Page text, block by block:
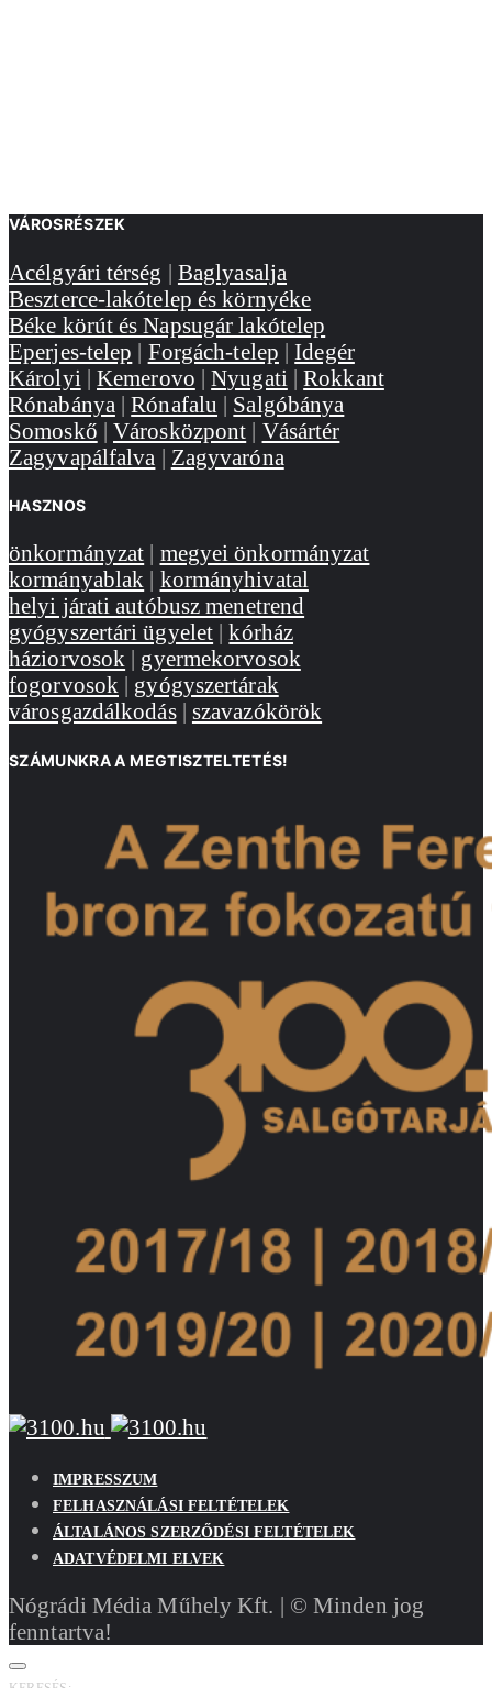
VÁROSRÉSZEK
Acélgyári térség | Baglyasalja
Beszterce-lakótelep és környéke
Béke körút és Napsugár lakótelep
Eperjes-telep | Forgách-telep |Idegér
Károlyi |Kemerovo |Nyugati |Rokkant
Rónabánya |Rónafalu | Salgóbánya
Somoskő |Városközpont | Vásártér
Zagyvapálfalva | Zagyvaróna
HASZNOS
önkormányzat | megyei önkormányzat
kormányablak | kormányhivatal
helyi járati autóbusz menetrend
gyógyszertári ügyelet |kórház
háziorvosok | gyermekorvosok
fogorvosok | gyógyszertárak
városgazdálkodás| szavazókörök
SZÁMUNKRA A MEGTISZTELTETÉS!
IMPRESSZUM
FELHASZNÁLÁSI FELTÉTELEK
ÁLTALÁNOS SZERZŐDÉSI FELTÉTELEK
ADATVÉDELMI ELVEK
Nógrádi Média Műhely Kft. | © Minden jog
fenntartva!